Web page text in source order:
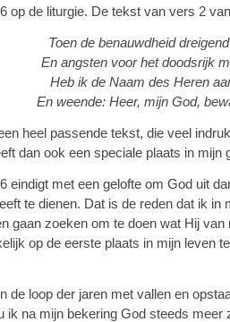
op de liturgie. De tekst van vers 2
Toen de benauwdheid
En angsten voor het doodsrijk
Heb ik de Naam des Heren
En weende: Heer, mijn God,
heel passende tekst, die veel
dan ook een speciale plaats in mijn
eindigt met een gelofte om God uit
te dienen. Dat is de reden dat ik in
gaan zoeken om te doen wat Hij
op de eerste plaats in mijn leven
de loop der jaren met vallen en
na mijn bekering God steeds meer